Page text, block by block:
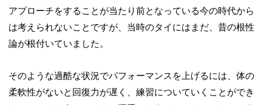
アプローチをすることが当たり前となっている今の時代から
は考えられないことですが、当時のタイにはまだ、昔の根性
論が根付いていました。
そのような過酷な状況でパフォーマンスを上げるには、体の
柔軟性がないと回復力が遅く、練習についていくことができ